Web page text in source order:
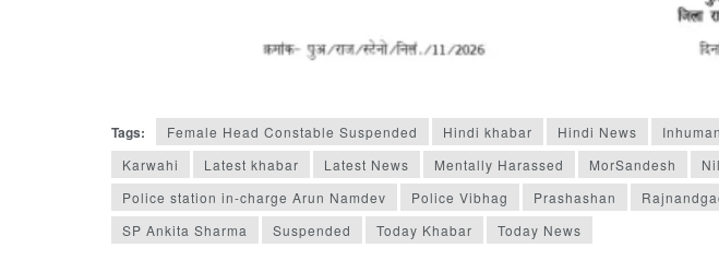
Tags: Female Head Constable Suspended Hindi khabar Hindi News
Karwahi
Latest khabar Latest News Mentally Harassed MorSandesh
Police station in-charge Arun Namdev
Police Vibhag Prashashan
SP Ankita Sharma
Suspended Today Khabar Today News